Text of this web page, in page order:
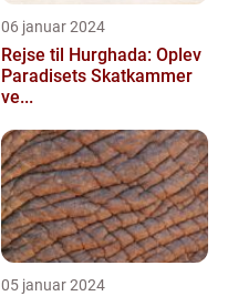
06 januar 2024
Rejse til Hurghada: Oplev
Paradisets Skatkammer
ve...
05 januar 2024